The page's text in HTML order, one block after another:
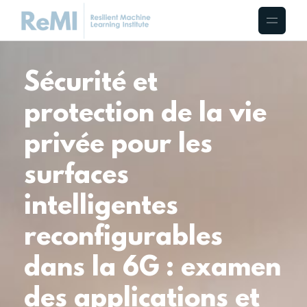
Sécurité et
protection de la vie
privée pour les
surfaces
intelligentes
reconfigurables
dans la 6G : examen
des applications et